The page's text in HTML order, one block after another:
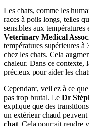
Les chats, comme les
races à poils longs, telles
sensibles aux températures
Veterinary Medical
températures supérieures à
chez les chats. Cela
chaleur. Dans ce contexte,
précieux pour aider les
Cependant, veillez à ce
pas trop brutal. Le Dr
explique que des
un extérieur chaud
chat. Cela pourrait rendre